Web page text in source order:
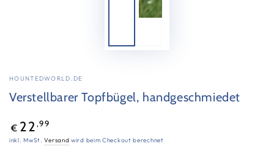
HOUNTEDWORLD.DE
Verstellbarer Topfbügel, handgeschmiedet
Regulärer
Preis
€ 22 ,99
inkl. MwSt.Versand wird beim Checkout berechnet